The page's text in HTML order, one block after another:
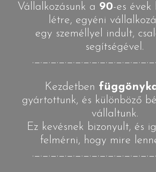
Vállalkozásunk a 90-es évek
létre, egyéni
egy személlyel indult,
segítségével.
Kezdetben
gyártottunk, és különböző
vállaltunk.
Ez kevésnek bizonyult, és
felmérni, hogy mire